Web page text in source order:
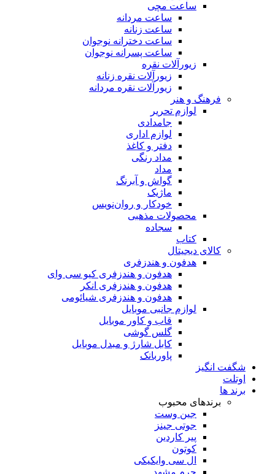
ساعت مچی
ساعت مردانه
ساعت زنانه
ساعت دخترانه نوجوان
ساعت پسرانه نوجوان
زیورآلات نقره
زیورآلات نقره زنانه
زیورآلات نقره مردانه
فرهنگ و هنر
لوازم تحریر
جامدادی
لوازم اداری
دفتر و کاغذ
مداد رنگی
مداد
گواش و آبرنگ
ماژیک
خودکار و روان‌نویس
محصولات مذهبی
سجاده
کتاب
کالای دیجیتال
هدفون و هندزفری
هدفون و هندزفری کیو سی وای
هدفون و هندزفری انکر
هدفون و هندزفری شیائومی
لوازم جانبی موبایل
قاب و کاور موبایل
گلس گوشی
کابل شارژ و مبدل موبایل
پاوربانک
شگفت انگیز
اوتلت
برند ها
برندهای محبوب
جین وست
جوتی جینز
پیر کاردین
کوتون
ال سی وایکیکی
چرم مشهد